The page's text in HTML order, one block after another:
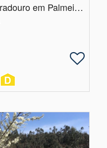
Moradia T3+1 com Logradouro em Palmeira, Braga